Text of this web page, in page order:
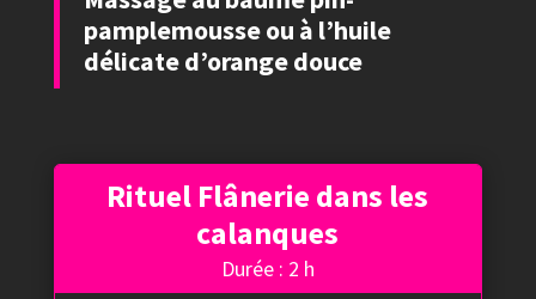
pamplemousse ou à l’huile
délicate d’orange douce
Rituel Flânerie dans les
calanques
Durée : 2 h